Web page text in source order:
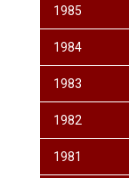
1985
1984
1983
1982
1981